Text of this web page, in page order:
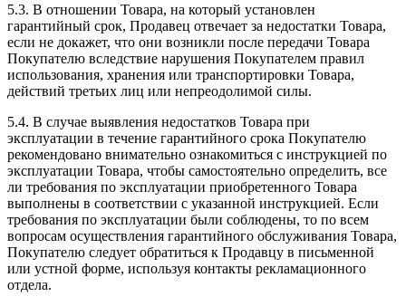
5.3. В отношении Товара, на который установлен
гарантийный срок, Продавец отвечает за недостатки Товара,
если не докажет, что они возникли после передачи Товара
Покупателю вследствие нарушения Покупателем правил
использования, хранения или транспортировки Товара,
действий третьих лиц или непреодолимой силы.
5.4. В случае выявления недостатков Товара при
эксплуатации в течение гарантийного срока Покупателю
рекомендовано внимательно ознакомиться с инструкцией по
эксплуатации Товара, чтобы самостоятельно определить, все
ли требования по эксплуатации приобретенного Товара
выполнены в соответствии с указанной инструкцией. Если
требования по эксплуатации были соблюдены, то по всем
вопросам осуществления гарантийного обслуживания Товара,
Покупателю следует обратиться к Продавцу в письменной
или устной форме, используя контакты рекламационного
отдела.